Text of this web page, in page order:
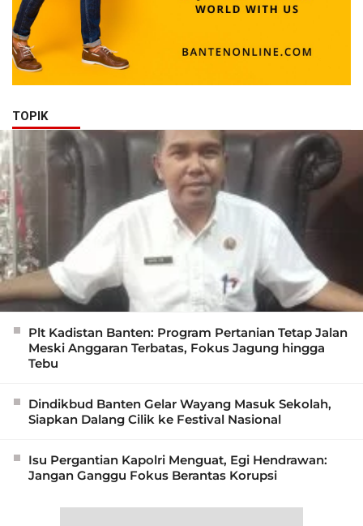
TOPIK
Plt Kadistan Banten: Program Pertanian Tetap Jalan
Meski Anggaran Terbatas, Fokus Jagung hingga
Tebu
Dindikbud Banten Gelar Wayang Masuk Sekolah,
Siapkan Dalang Cilik ke Festival Nasional
Isu Pergantian Kapolri Menguat, Egi Hendrawan:
Jangan Ganggu Fokus Berantas Korupsi